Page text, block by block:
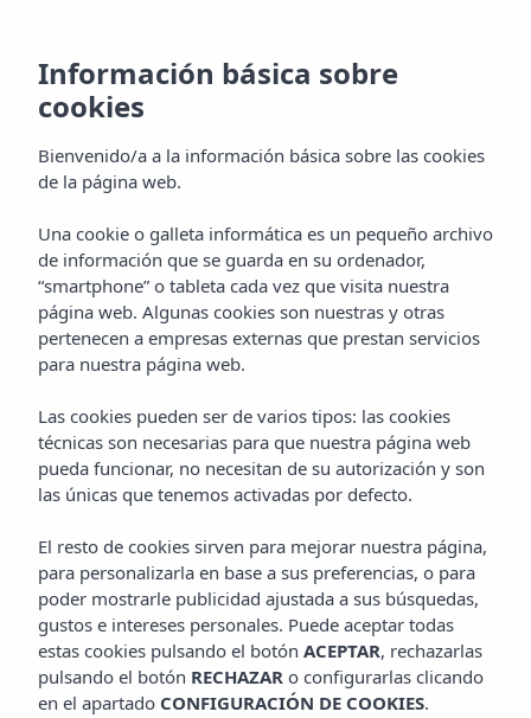
RESERVAR AHORA
Inicio
bodas
Bodas y
celebraciones
Espacios con encanto para cada
Espacios con encanto
ESPACIOS CON
ENCANTO PARA
CADA MOMENTO DE
TU BODA
Información básica sobre
cookies
Bienvenido/a a la información básica sobre las cookies
de la página web.
Una cookie o galleta informática es un pequeño archivo
de información que se guarda en su ordenador,
“smartphone” o tableta cada vez que visita nuestra
página web. Algunas cookies son nuestras y otras
pertenecen a empresas externas que prestan servicios
para nuestra página web.
Las cookies pueden ser de varios tipos: las cookies
técnicas son necesarias para que nuestra página web
pueda funcionar, no necesitan de su autorización y son
las únicas que tenemos activadas por defecto.
El resto de cookies sirven para mejorar nuestra página,
para personalizarla en base a sus preferencias, o para
poder mostrarle publicidad ajustada a sus búsquedas,
gustos e intereses personales. Puede aceptar todas
estas cookies pulsando el botón ACEPTAR, rechazarlas
pulsando el botón RECHAZAR o configurarlas clicando
en el apartado CONFIGURACIÓN DE COOKIES.